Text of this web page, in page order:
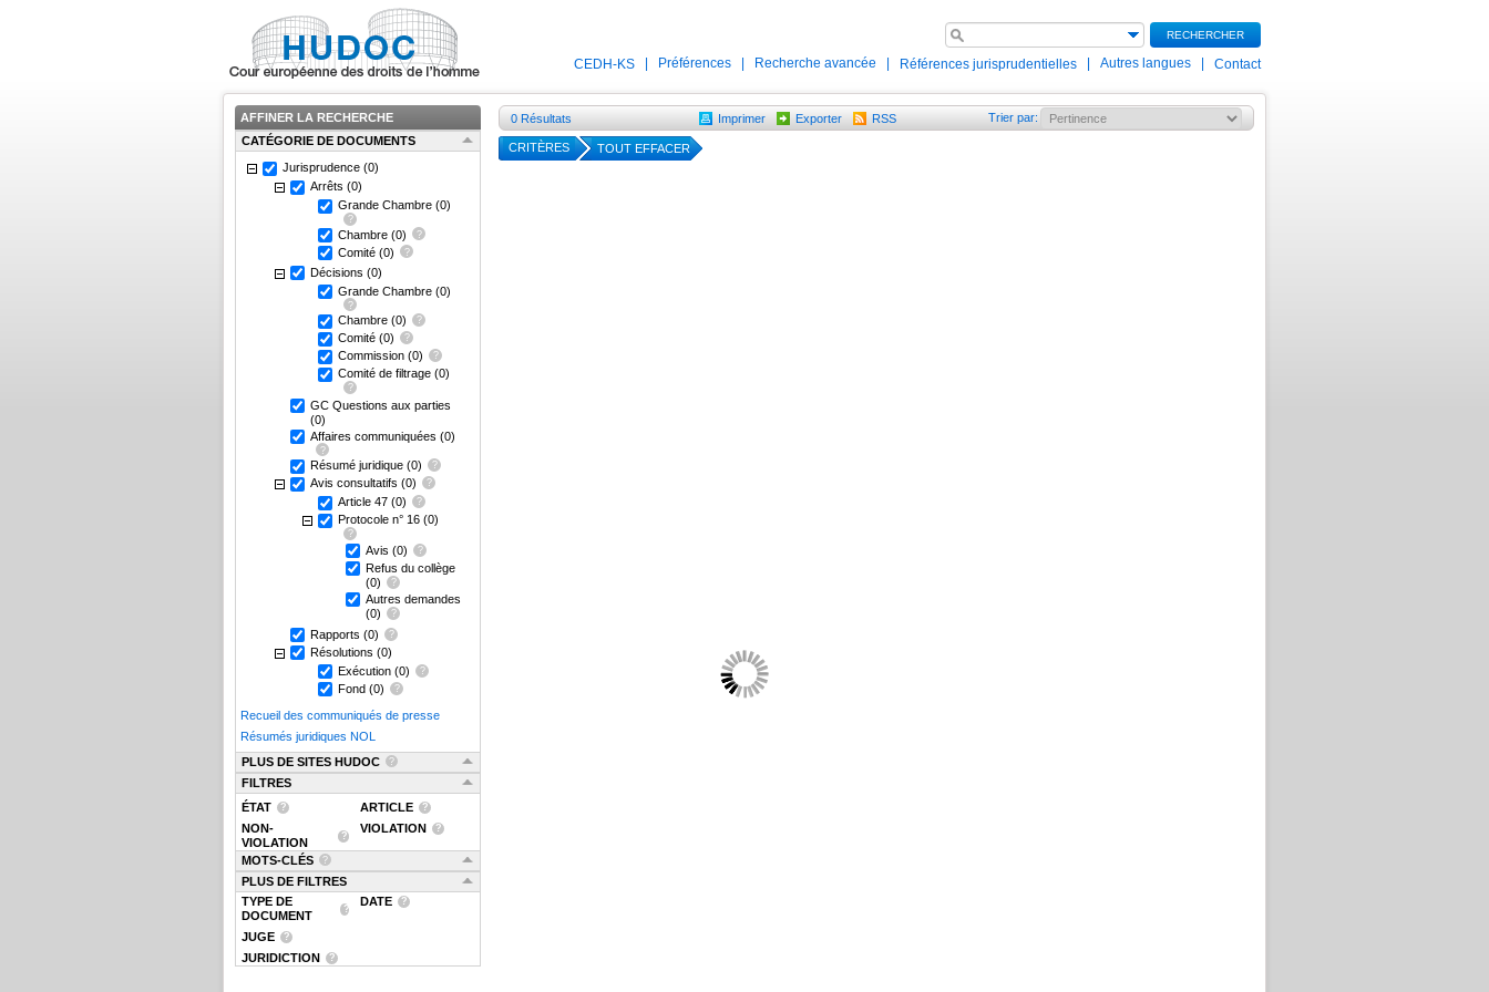
RECHERCHER
CEDH-KS Préférences Recherche avancée Références jurisprudentielles Autres langues Contact
AFFINER LA RECHERCHE
CATÉGORIE DE DOCUMENTS
Jurisprudence (0)
Arrêts (0)
Grande Chambre (0)
Chambre (0)
Comité (0)
Décisions (0)
Grande Chambre (0)
Chambre (0)
Comité (0)
Commission (0)
Comité de filtrage (0)
GC Questions aux parties
(0)
Affaires communiquées (0)
Résumé juridique (0)
Avis consultatifs (0)
Article 47 (0)
Protocole n° 16 (0)
Avis (0)
Refus du collège
(0)
Autres demandes
(0)
Rapports (0)
Résolutions (0)
Exécution (0)
Fond (0)
Recueil des communiqués de presse
Résumés juridiques NOL
PLUS DE SITES HUDOC
FILTRES
ÉTAT
ARTICLE
NON-
VIOLATION
VIOLATION
MOTS-CLÉS
PLUS DE FILTRES
TYPE DE
DOCUMENT
DATE
JUGE
JURIDICTION
0 Résultats Imprimer Exporter RSS Trier par:
CRITÈRES TOUT EFFACER